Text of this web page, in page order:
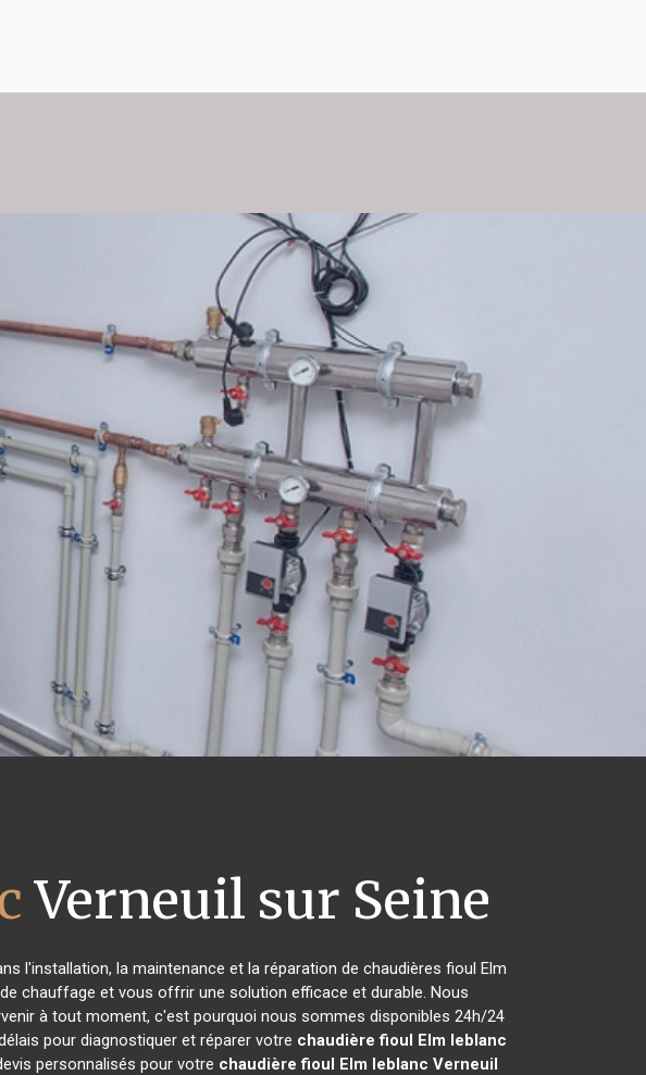
Verneuil sur Seine
l'installation, la maintenance et la réparation de chaudières fioul Elm
chauffage et vous offrir une solution efficace et durable. Nous
à tout moment, c'est pourquoi nous sommes disponibles 24h/24
pour diagnostiquer et réparer votre chaudière fioul Elm leblanc
personnalisés pour votre chaudière fioul Elm leblanc Verneuil